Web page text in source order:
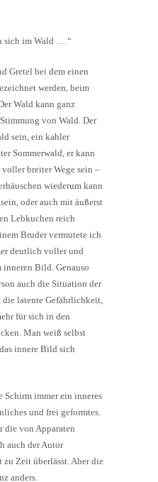
sich im Wald ….“
Gretel bei dem einen
werden, beim
Wald kann ganz
von Wald. Der
sein, ein kahler
Sommerwald, er kann
breiter Wege sein –
wiederum kann
oder auch mit äußerst
Lebkuchen reich
Bruder vermutete ich
deutlich voller und
inneren Bild. Genauso
auch die Situation der
die latente Gefährlichkeit,
für sich in den
Man weiß selbst
innere Bild sich
Schirm immer ein inneres
und frei geformtes.
die von Apparaten
auch der Autor
zu Zeit überlässt. Aber die
anders.